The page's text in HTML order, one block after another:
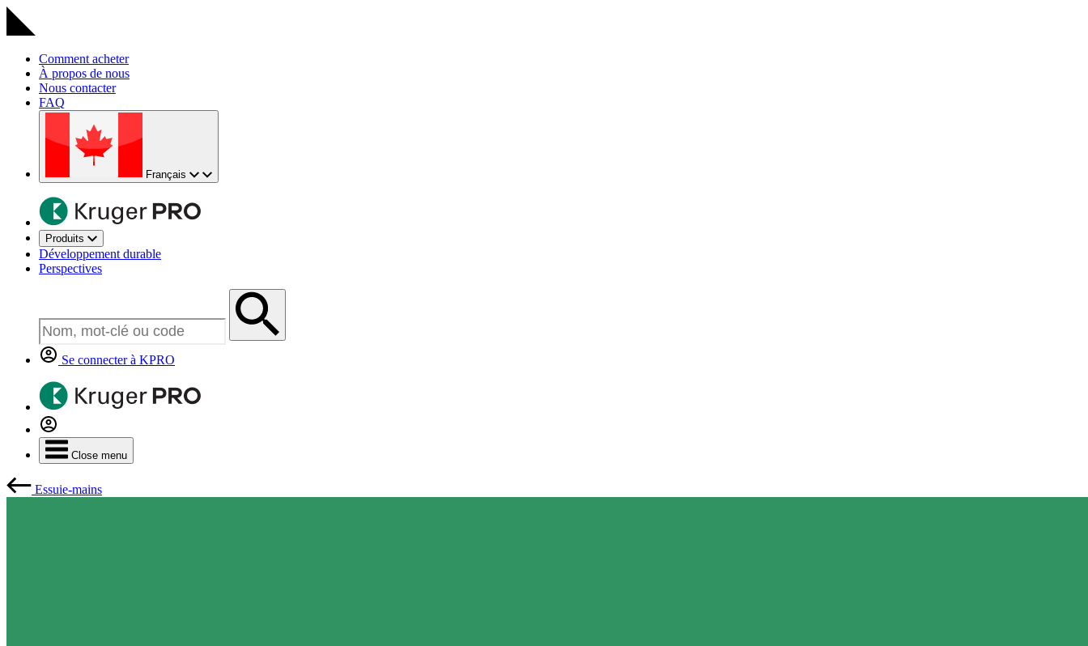
Comment acheter
À propos de nous
Nous contacter
FAQ
Français
Produits
Développement durable
Perspectives
Se connecter à KPRO
Close menu
Essuie-mains